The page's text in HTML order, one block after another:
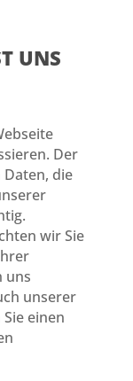
UNS
Der
die
wir Sie
uns
unserer
einen